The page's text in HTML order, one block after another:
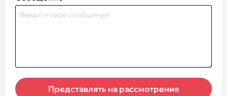
Представлять на рассмотрение